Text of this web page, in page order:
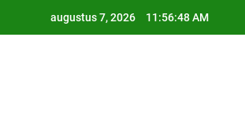
augustus 7, 2026 11:56:49 AM